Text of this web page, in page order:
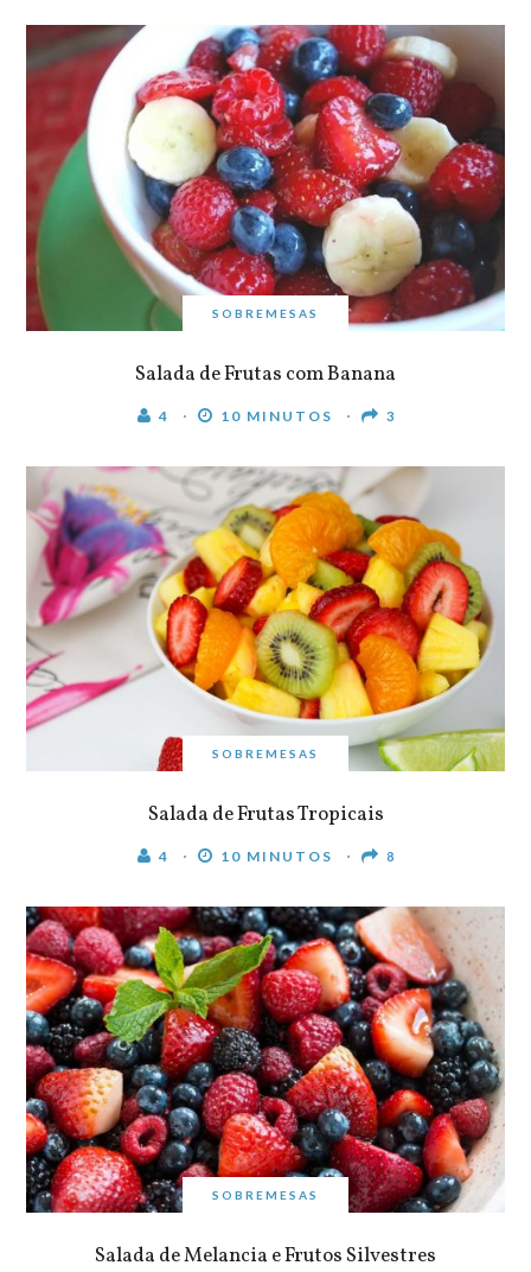
SOBREMESAS
Salada de Frutas com Banana
4 10 MINUTOS 3
SOBREMESAS
Salada de Frutas Tropicais
4 10 MINUTOS 8
SOBREMESAS
Salada de Melancia e Frutos Silvestres